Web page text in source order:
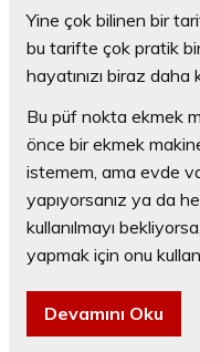
Yine çok bilinen bir
bu tarifte çok pratik
hayatınızı biraz daha
Bu püf nokta ekmek
önce bir ekmek
istemem, ama evde
yapıyorsanız ya da
kullanılmayı
yapmak için onu
Devamını Oku